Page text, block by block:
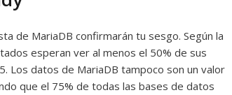
de MariaDB confirmarán tu sesgo. Según la
esperan ver al menos el 50% de sus
Los datos de MariaDB tampoco son un valor
que el 75% de todas las bases de datos